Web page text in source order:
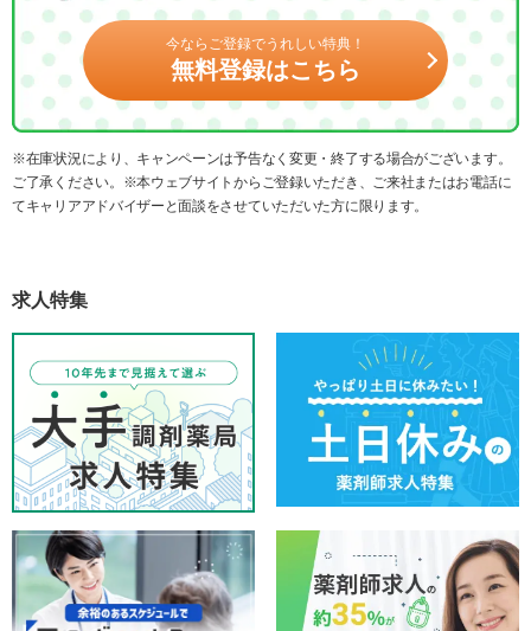
今ならご登録でうれしい特典！
無料登録はこちら
※在庫状況により、キャンペーンは予告なく変更・終了する場合がございます。
ご了承ください。※本ウェブサイトからご登録いただき、ご来社またはお電話に
てキャリアアドバイザーと面談をさせていただいた方に限ります。
求人特集